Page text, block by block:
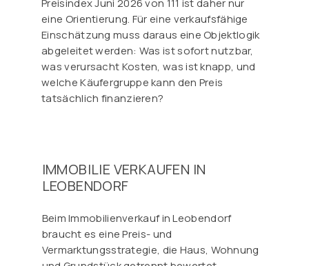
Preisindex Juni 2026 von 111 ist daher nur
eine Orientierung. Für eine verkaufsfähige
Einschätzung muss daraus eine Objektlogik
abgeleitet werden: Was ist sofort nutzbar,
was verursacht Kosten, was ist knapp, und
welche Käufergruppe kann den Preis
tatsächlich finanzieren?
IMMOBILIE VERKAUFEN IN
LEOBENDORF
Beim Immobilienverkauf in Leobendorf
braucht es eine Preis- und
Vermarktungsstrategie, die Haus, Wohnung